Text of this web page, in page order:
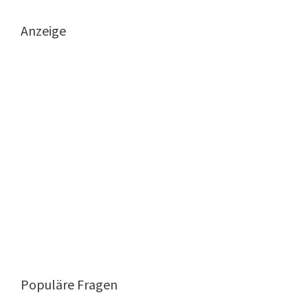
Anzeige
Populäre Fragen